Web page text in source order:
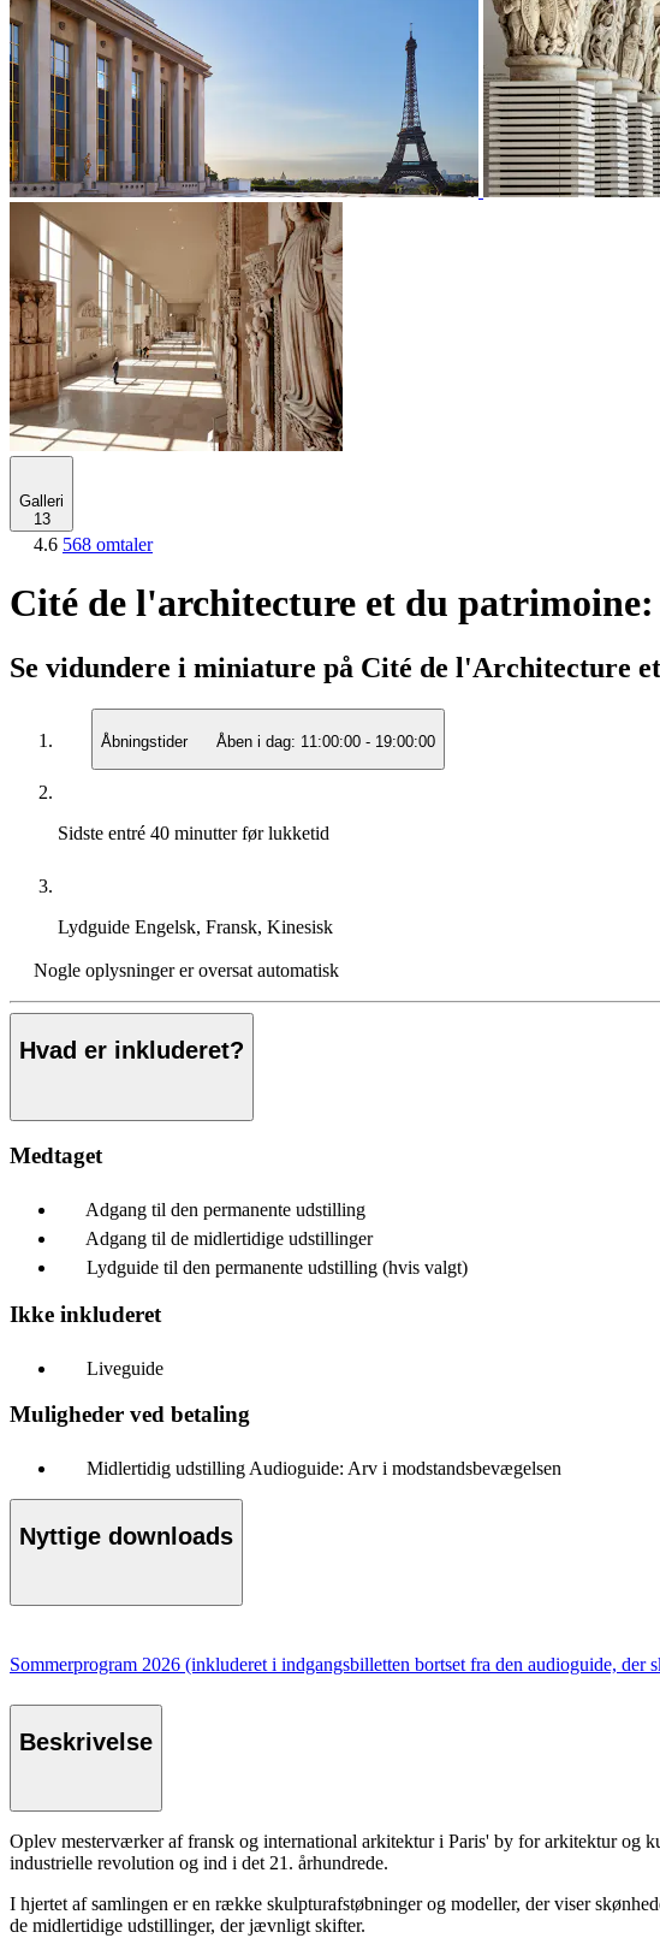
Galleri
13
4.6 568 omtaler
Cité de l'architecture et du
Se vidundere i miniature på Cité de l'Architecture
Åbningstider Åben i dag: 11:00:00 - 19:00:00
Sidste entré 40 minutter før lukketid
Lydguide Engelsk, Fransk, Kinesisk
Nogle oplysninger er oversat automatisk
Hvad er inkluderet?
Medtaget
Adgang til den permanente udstilling
Adgang til de midlertidige udstillinger
Lydguide til den permanente udstilling (hvis valgt)
Ikke inkluderet
Liveguide
Muligheder ved betaling
Midlertidig udstilling Audioguide: Arv i modstandsbevægelsen
Nyttige downloads
Sommerprogram 2026 (inkluderet i indgangsbilletten bortset fra den audioguide, der
Beskrivelse
Oplev mesterværker af fransk og international arkitektur i Paris' by for arkitektur og
industrielle revolution og ind i det 21. århundrede.
I hjertet af samlingen er en række skulpturafstøbninger og modeller, der viser
de midlertidige udstillinger, der jævnligt skifter.